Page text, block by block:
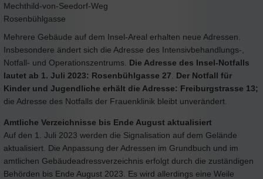
Mechthild-von-Seedorf-Weg
Rosenbühlgasse
Mehrere Gebäude auf dem Insel-Areal erhalten neue Adressen.
Insbesondere ändert sich die Adresse des Intensivbehandlungs-,
Notfall- und Operationszentrums. Die Adresse des Insel-Notfalls
lautet ab 1. Juli 2023: Rosenbühlgasse 27
Der Notfall für
Kinder und Jugendliche erhält die Adresse: Freiburgstrasse 13;
die Adresse des Notfalls der Frauenklinik bleibt unverändert.
Amtliche Verzeichnisse bis Ende August aktualisiert
Auf den 1. Juli 2023 werden die Signalisation auf dem Gelände
aktualisiert. Die Anpassung der Adressen im Grundbuch und im
amtlichen Gebäudeadressverzeichnis erfolgt durch die zuständigen
Behörden bis Ende August 2023. Es wird allerdings eine Weile